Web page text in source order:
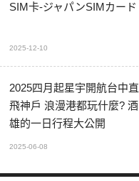
SIM卡-ジャパンSIMカード
2025-12-10
2025四月起星宇開航台中直
飛神戶 浪漫港都玩什麼? 酒
雄的一日行程大公開
2025-06-08